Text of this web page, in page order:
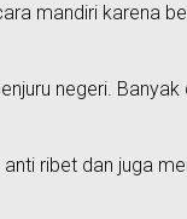
mandiri karena
negeri.
ribet dan juga